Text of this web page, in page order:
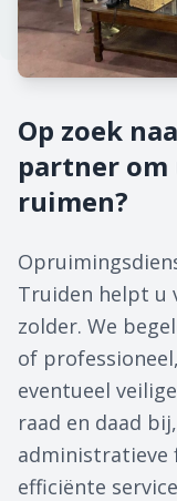
Op zoek
partner om
ruimen?
Truiden helpt u
zolder. We
of
eventueel
raad en daad
administratieve
efficiënte